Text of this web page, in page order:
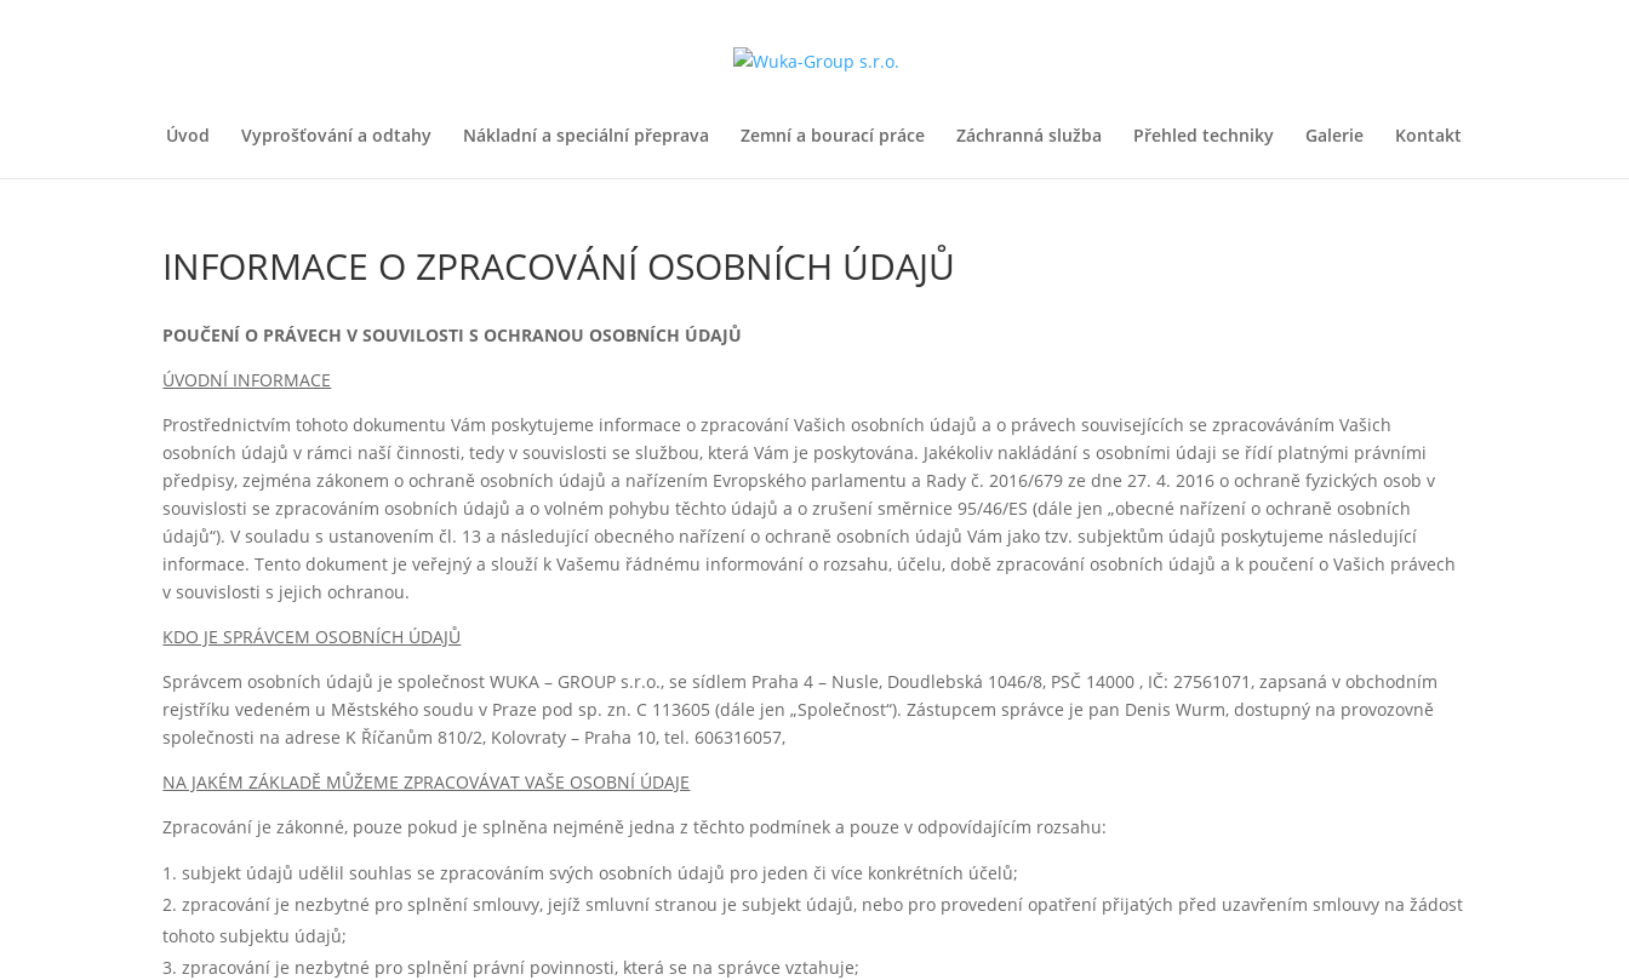
Úvod Vyprošťování a odtahy Nákladní a speciální přeprava Zemní a bourací práce Záchranná služba Přehled techniky Galerie Kontakt
INFORMACE O ZPRACOVÁNÍ OSOBNÍCH ÚDAJŮ
POUČENÍ O PRÁVECH V SOUVILOSTI S OCHRANOU OSOBNÍCH ÚDAJŮ
ÚVODNÍ INFORMACE
Prostřednictvím tohoto dokumentu Vám poskytujeme informace o zpracování Vašich osobních údajů a o právech souvisejících se zpracováváním Vašich
osobních údajů v rámci naší činnosti, tedy v souvislosti se službou, která Vám je poskytována. Jakékoliv nakládání s osobními údaji se řídí platnými právními
předpisy, zejména zákonem o ochraně osobních údajů a nařízením Evropského parlamentu a Rady č. 2016/679 ze dne 27. 4. 2016 o ochraně fyzických osob v
souvislosti se zpracováním osobních údajů a o volném pohybu těchto údajů a o zrušení směrnice 95/46/ES (dále jen „obecné nařízení o ochraně osobních
údajů“). V souladu s ustanovením čl. 13 a následující obecného nařízení o ochraně osobních údajů Vám jako tzv. subjektům údajů poskytujeme následující
informace. Tento dokument je veřejný a slouží k Vašemu řádnému informování o rozsahu, účelu, době zpracování osobních údajů a k poučení o Vašich právech
v souvislosti s jejich ochranou.
KDO JE SPRÁVCEM OSOBNÍCH ÚDAJŮ
Správcem osobních údajů je společnost WUKA – GROUP s.r.o., se sídlem Praha 4 – Nusle, Doudlebská 1046/8, PSČ 14000 , IČ: 27561071, zapsaná v obchodním
rejstříku vedeném u Městského soudu v Praze pod sp. zn. C 113605 (dále jen „Společnost“). Zástupcem správce je pan Denis Wurm, dostupný na provozovně
společnosti na adrese K Říčanům 810/2, Kolovraty – Praha 10, tel. 606316057,
NA JAKÉM ZÁKLADĚ MŮŽEME ZPRACOVÁVAT VAŠE OSOBNÍ ÚDAJE
Zpracování je zákonné, pouze pokud je splněna nejméně jedna z těchto podmínek a pouze v odpovídajícím rozsahu:
subjekt údajů udělil souhlas se zpracováním svých osobních údajů pro jeden či více konkrétních účelů;
zpracování je nezbytné pro splnění smlouvy, jejíž smluvní stranou je subjekt údajů, nebo pro provedení opatření přijatých před uzavřením smlouvy na žádost
tohoto subjektu údajů;
zpracování je nezbytné pro splnění právní povinnosti, která se na správce vztahuje;